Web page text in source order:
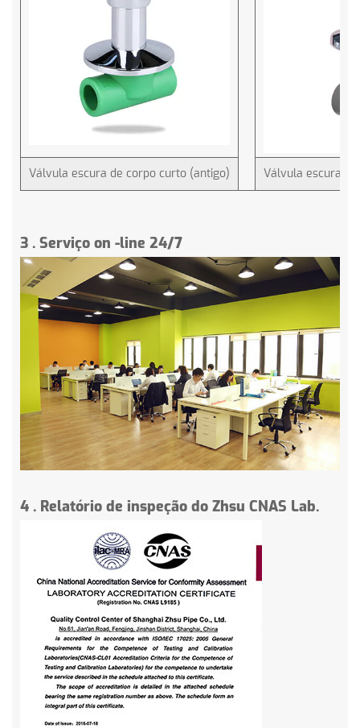
Válvula escura de corpo curto (antigo) Válvula escura
3 . Serviço on -line 24/7
4 . Relatório de inspeção do Zhsu CNAS Lab.